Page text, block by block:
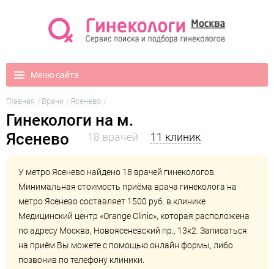
Меню сайта
Главная Врачи Ясенево
Гинекологи на м.
Ясенево
18 врачей 11 клиник
У метро Ясенево найдено 18 врачей гинекологов.
Минимальная стоимость приёма врача гинеколога на
метро Ясенево составляет 1500 руб. в клинике
Медицинский центр «Orange Clinic», которая расположена
по адресу Москва, Новоясеневский пр., 13к2. Записаться
на приём Вы можете с помощью онлайн формы, либо
позвонив по телефону клиники.